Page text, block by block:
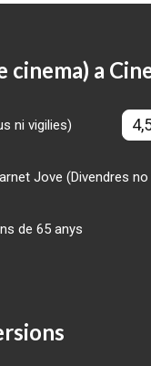
cinema) a
ni vigilies)
Jove (Divendres
de 65 anys